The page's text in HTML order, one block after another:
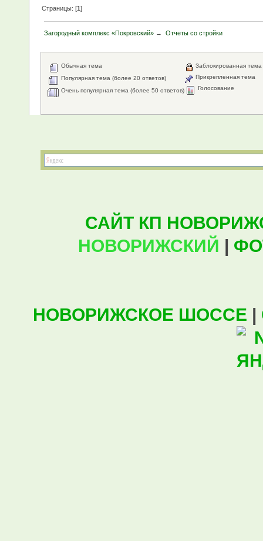
Страницы: [1]
Загородный комплекс «Покровский» → Отчеты со стройки
Обычная тема
Популярная тема (более 20 ответов)
Очень популярная тема (более 50 ответов)
Заблокированная тема
Прикрепленная тема
Голосование
САЙТ КП
НОВОРИЖСКИЙ |
НОВОРИЖСКОЕ ШОССЕ |